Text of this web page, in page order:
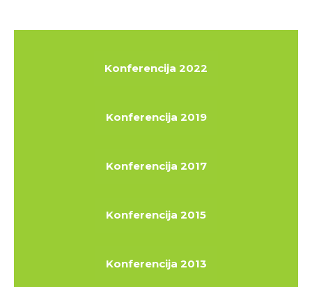
Konferencija 2022
Konferencija 2019
Konferencija 2017
Konferencija 2015
Konferencija 2013